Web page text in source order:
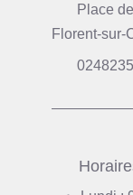
Place
Florent-sur-